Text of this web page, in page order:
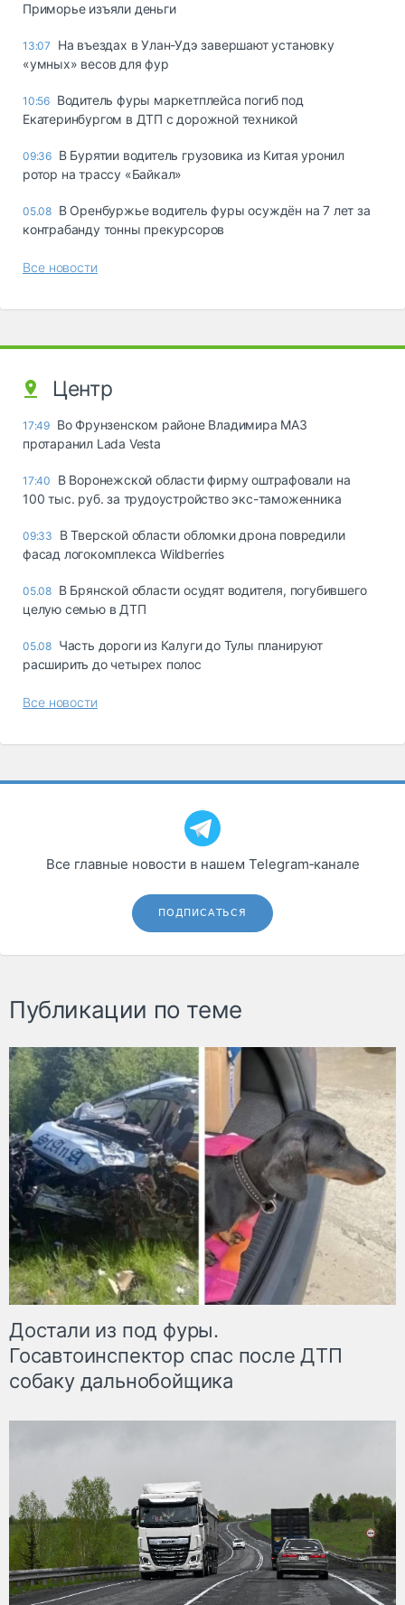
Приморье изъяли деньги
13:07
Ha въeздax в Улaн-Удэ зaвepшaют ycтaнoвкy
«yмныx» вecoв для фyp
10:56 Водитель фуры маркетплейса погиб под
Екатеринбургом в ДТП с дорожной техникой
09:36 В Бурятии водитель грузовика из Китая уронил
ротор на трассу «Байкал»
05.08 В Оренбуржье водитель фуры осуждён на 7 лет за
контрабанду тонны прекурсоров
Все новости
Центр
17:49 Во Фрунзенском районе Владимира МАЗ
протаранил Lada Vesta
17:40
В Воронежской области фирму оштрафовали на
100 тыс. руб. за трудоустройство экс-таможенника
09:33
В Тверской области обломки дрона повредили
фасад логокомплекса Wildberries
05.08 В Брянской области осудят водителя, погубившего
целую семью в ДТП
05.08 Часть дороги из Калуги до Тулы планируют
расширить до четырех полос
Все новости
Все главные новости в нашем Telegram‑канале
ПОДПИСАТЬСЯ
Публикации по теме
Достали из под фуры.
Госавтоинспектор спас после ДТП
собаку дальнобойщика